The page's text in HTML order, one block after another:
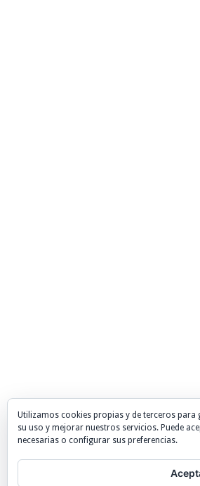
Utilizamos cookies propias y de terceros
su uso y mejorar nuestros servicios. Puede
necesarias o configurar sus preferencias.